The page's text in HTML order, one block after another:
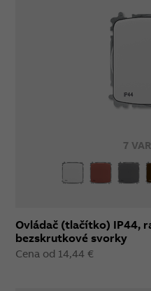
7
Ovládač (tlačítko) IP44,
bezskrutkové svorky
Cena od 14,44 €